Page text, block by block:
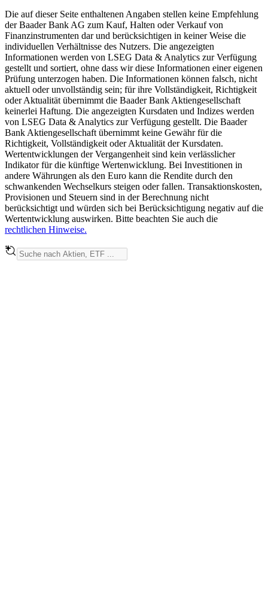
Die auf dieser Seite enthaltenen Angaben stellen keine Empfehlung
der Baader Bank AG zum Kauf, Halten oder Verkauf von
Finanzinstrumenten dar und berücksichtigen in keiner Weise die
individuellen Verhältnisse des Nutzers. Die angezeigten
Informationen werden von LSEG Data & Analytics zur Verfügung
gestellt und sortiert, ohne dass wir diese Informationen einer eigenen
Prüfung unterzogen haben. Die Informationen können falsch, nicht
aktuell oder unvollständig sein; für ihre Vollständigkeit, Richtigkeit
oder Aktualität übernimmt die Baader Bank Aktiengesellschaft
keinerlei Haftung. Die angezeigten Kursdaten und Indizes werden
von LSEG Data & Analytics zur Verfügung gestellt. Die Baader
Bank Aktiengesellschaft übernimmt keine Gewähr für die
Richtigkeit, Vollständigkeit oder Aktualität der Kursdaten.
Wertentwicklungen der Vergangenheit sind kein verlässlicher
Indikator für die künftige Wertenwicklung. Bei Investitionen in
andere Währungen als den Euro kann die Rendite durch den
schwankenden Wechselkurs steigen oder fallen. Transaktionskosten,
Provisionen und Steuern sind in der Berechnung nicht
berücksichtigt und würden sich bei Berücksichtigung negativ auf die
Wertentwicklung auswirken. Bitte beachten Sie auch die
rechtlichen Hinweise.